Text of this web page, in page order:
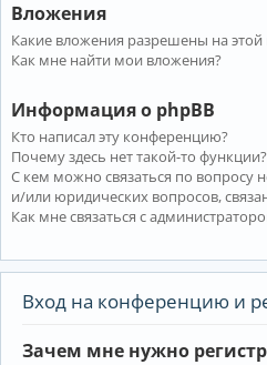
Вложения
Какие вложения разрешены на
Как мне найти мои вложения?
Информация о phpBB
Кто написал эту конференцию?
Почему здесь нет такой-то функции?
С кем можно связаться по вопросу
и/или юридических вопросов,
Как мне связаться с
Вход на конференцию и
Зачем мне нужно